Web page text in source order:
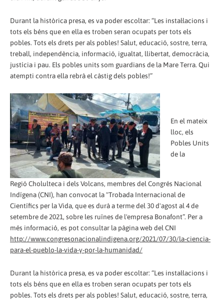
Durant la històrica presa, es va poder escoltar: “Les instal·lacions i
tots els béns que en ella es troben seran ocupats per tots els
pobles. Tots els drets per als pobles! Salut, educació, sostre, terra,
treball, independència, informació, igualtat, llibertat, democràcia,
justícia i pau. Els pobles units som guardians de la Mare Terra. Qui
atempti contra ella rebrà el càstig dels pobles!”
En el mateix
lloc, els
Pobles Units
de la
Regió Cholulteca i dels Volcans, membres del Congrés Nacional
Indígena (CNI), han convocat la "Trobada Internacional de
Científics per la Vida, que es durà a terme del 30 d'agost al 4 de
setembre de 2021, sobre les ruïnes de l'empresa Bonafont”. Per a
més informació, es pot consultar la pàgina web del CNI
http://www.congresonacionalindigena.org/2021/07/30/la-ciencia-
para-el-pueblo-la-vida-y-por-la-humanidad/
Durant la històrica presa, es va poder escoltar: “Les instal·lacions i
tots els béns que en ella es troben seran ocupats per tots els
pobles. Tots els drets per als pobles! Salut, educació, sostre, terra,